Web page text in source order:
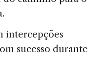
intercepções
sucesso durante